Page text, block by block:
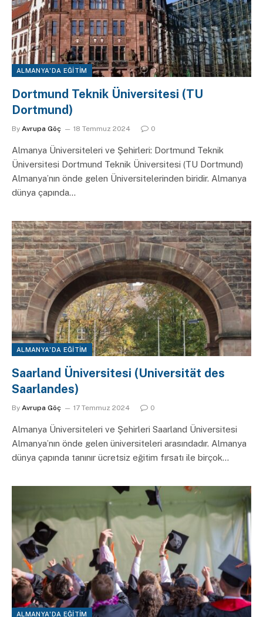
ALMANYA'DA EĞITIM
Dortmund Teknik Üniversitesi (TU
Dortmund)
By Avrupa Göç 18 Temmuz 2024 0
Almanya Üniversiteleri ve Şehirleri: Dortmund Teknik
Üniversitesi Dortmund Teknik Üniversitesi (TU Dortmund)
Almanya’nın önde gelen Üniversitelerinden biridir. Almanya
dünya çapında…
ALMANYA'DA EĞITIM
Saarland Üniversitesi (Universität des
Saarlandes)
By Avrupa Göç 17 Temmuz 2024 0
Almanya Üniversiteleri ve Şehirleri Saarland Üniversitesi
Almanya’nın önde gelen üniversiteleri arasındadır. Almanya
dünya çapında tanınır ücretsiz eğitim fırsatı ile birçok…
ALMANYA'DA EĞITIM